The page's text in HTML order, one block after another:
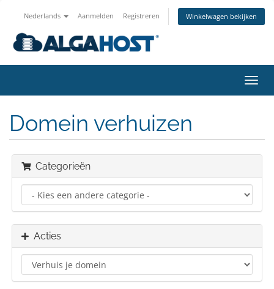
Nederlands Aanmelden Registreren Winkelwagen bekijken
in-/
Domein verhuizen
Categorieën
Acties